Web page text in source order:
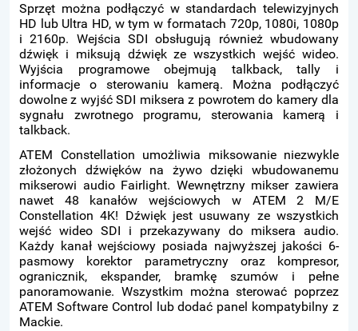
Sprzęt można podłączyć w standardach telewizyjnych
HD lub Ultra HD, w tym w formatach 720p, 1080i, 1080p
i 2160p. Wejścia SDI obsługują również wbudowany
dźwięk i miksują dźwięk ze wszystkich wejść wideo.
Wyjścia programowe obejmują talkback, tally i
informacje o sterowaniu kamerą. Można podłączyć
dowolne z wyjść SDI miksera z powrotem do kamery dla
sygnału zwrotnego programu, sterowania kamerą i
talkback.
ATEM Constellation umożliwia miksowanie niezwykle
złożonych dźwięków na żywo dzięki wbudowanemu
mikserowi audio Fairlight. Wewnętrzny mikser zawiera
nawet 48 kanałów wejściowych w ATEM 2 M/E
Constellation 4K! Dźwięk jest usuwany ze wszystkich
wejść wideo SDI i przekazywany do miksera audio.
Każdy kanał wejściowy posiada najwyższej jakości 6-
pasmowy korektor parametryczny oraz kompresor,
ogranicznik, ekspander, bramkę szumów i pełne
panoramowanie. Wszystkim można sterować poprzez
ATEM Software Control lub dodać panel kompatybilny z
Mackie.